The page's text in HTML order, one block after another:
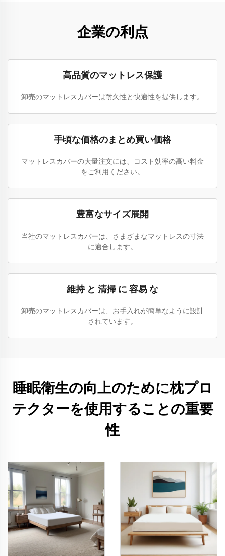
企業の利点
高品質のマットレス保護
卸売のマットレスカバーは耐久性と快適性を提供します。
手頃な価格のまとめ買い価格
マットレスカバーの大量注文には、コスト効率の高い料金
をご利用ください。
豊富なサイズ展開
当社のマットレスカバーは、さまざまなマットレスの寸法
に適合します。
維持 と 清掃 に 容易 な
卸売のマットレスカバーは、お手入れが簡単なように設計
されています。
睡眠衛生の向上のために枕プロ
テクターを使用することの重要
性